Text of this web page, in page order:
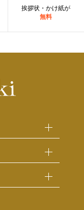
挨拶状・かけ紙が
無料